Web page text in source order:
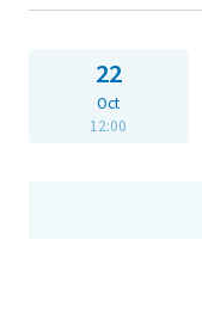
22
Oct
12:00